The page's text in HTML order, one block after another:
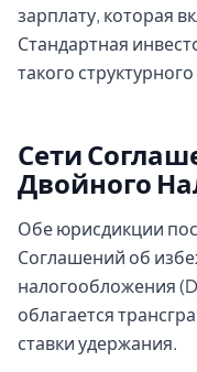
зарплату, которая
Стандартная
такого
Сети
Двойного
Обе юрисдикции
Соглашений об
налогообложения
облагается
ставки удержания.